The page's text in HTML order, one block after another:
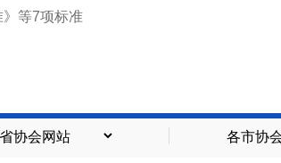
》等7项标准